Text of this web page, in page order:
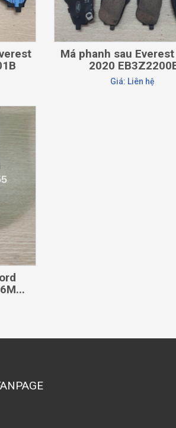
Má phanh sau
2020
Giá: Liên hệ